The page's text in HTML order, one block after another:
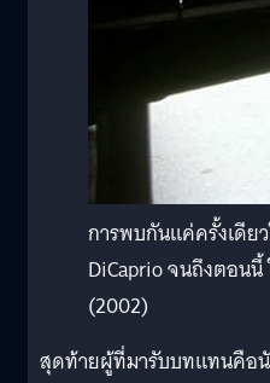
การพบกันแค่ครั้งเดีย
DiCaprio จนถึงตอนนี้
(2002)
สุดท้ายผู้ที่มารับบทแทนคือ